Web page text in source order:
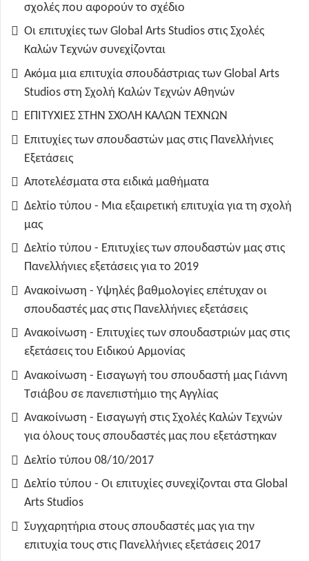
σχολές που αφορούν το σχέδιο
Οι επιτυχίες των Global Arts Studios στις Σχολές
Καλών Τεχνών συνεχίζονται
Ακόμα μια επιτυχία σπουδάστριας των Global Arts
Studios στη Σχολή Καλών Τεχνών Αθηνών
ΕΠΙΤΥΧΙΕΣ ΣΤΗΝ ΣΧΟΛΗ ΚΑΛΩΝ ΤΕΧΝΩΝ
Επιτυχίες των σπουδαστών μας στις Πανελλήνιες
Εξετάσεις
Αποτελέσματα στα ειδικά μαθήματα
Δελτίο τύπου - Μια εξαιρετική επιτυχία για τη σχολή
μας
Δελτίο τύπου - Επιτυχίες των σπουδαστών μας στις
Πανελλήνιες εξετάσεις για το 2019
Ανακοίνωση - Υψηλές βαθμολογίες επέτυχαν οι
σπουδαστές μας στις Πανελλήνιες εξετάσεις
Ανακοίνωση - Επιτυχίες των σπουδαστριών μας στις
εξετάσεις του Ειδικού Αρμονίας
Ανακοίνωση - Εισαγωγή του σπουδαστή μας Γιάννη
Τσιάβου σε πανεπιστήμιο της Αγγλίας
Ανακοίνωση - Εισαγωγή στις Σχολές Καλών Τεχνών
για όλους τους σπουδαστές μας που εξετάστηκαν
Δελτίο τύπου 08/10/2017
Δελτίο τύπου - Οι επιτυχίες συνεχίζονται στα Global
Arts Studios
Συγχαρητήρια στους σπουδαστές μας για την
επιτυχία τους στις Πανελλήνιες εξετάσεις 2017